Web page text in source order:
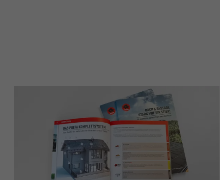
UTILITÉ
NOM
UTILITÉ